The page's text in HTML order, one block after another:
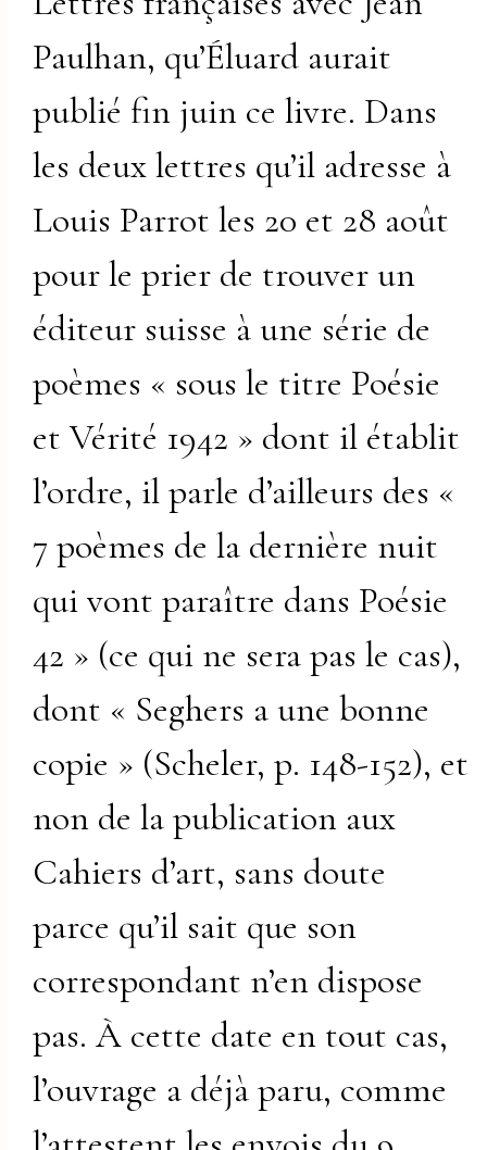
Paulhan, qu’Éluard aurait
publié fin juin ce livre. Dans
les deux lettres qu’il adresse à
Louis Parrot les 20 et 28 août
pour le prier de trouver un
éditeur suisse à une série de
poèmes « sous le titre Poésie
et Vérité 1942 » dont il établit
l’ordre, il parle d’ailleurs des «
7 poèmes de la dernière nuit
qui vont paraître dans Poésie
42 » (ce qui ne sera pas le cas),
dont « Seghers a une bonne
copie » (Scheler, p. 148-152), et
non de la publication aux
Cahiers d’art, sans doute
parce qu’il sait que son
correspondant n’en dispose
pas. À cette date en tout cas,
l’ouvrage a déjà paru, comme